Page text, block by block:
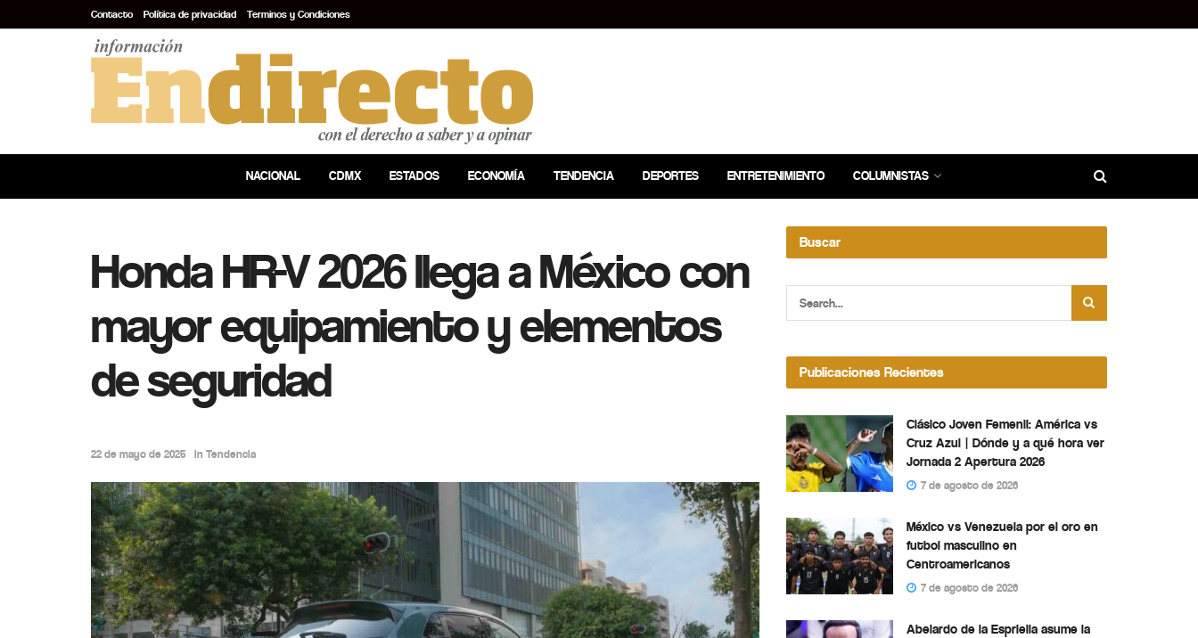
Contacto Política de privacidad Terminos y Condiciones
NACIONAL CDMX ESTADOS ECONOMÍA TENDENCIA DEPORTES ENTRETENIMIENTO COLUMNISTAS
Honda HR-V 2026 llega a México con
mayor equipamiento y elementos
de seguridad
22 de mayo de 2025 in Tendencia
Buscar
Publicaciones Recientes
Clásico Joven Femenil: América vs
Cruz Azul | Dónde y a qué hora ver
Jornada 2 Apertura 2026
7 de agosto de 2026
México vs Venezuela por el oro en
futbol masculino en
Centroamericanos
7 de agosto de 2026
Abelardo de la Espriella asume la